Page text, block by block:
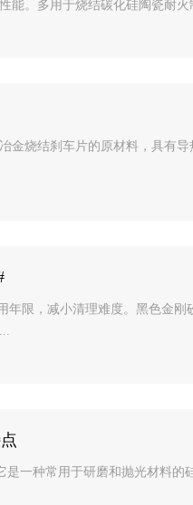
能。多用于烧结碳化硅陶瓷耐
金烧结刹车片的原材料，具有
限，减小清理难度。黑色金刚
是一种常用于研磨和抛光材料